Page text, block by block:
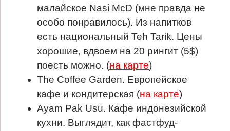
малайское Nasi McD (мне правда не
особо понравилось). Из напитков
есть национальный Teh Tarik. Цены
хорошие, вдвоем на 20 рингит (5$)
поесть можно. (на карте)
The Coffee Garden. Европейское
кафе и кондитерская (на карте)
Ayam Pak Usu. Кафе индонезийской
кухни. Выглядит, как фастфуд-